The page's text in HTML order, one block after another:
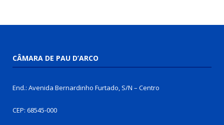
CÂMARA DE PAU D’ARCO
End.: Avenida Bernardinho Furtado, S/N – Centro
CEP: 68545-000